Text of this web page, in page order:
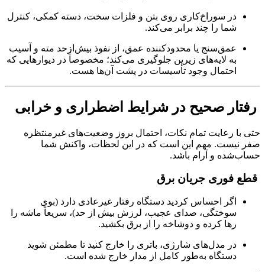
در سوراخ‌کاری روی بتن و فلزات سخت، دسته کمکی، کنترل
شما را چند برابر می‌کند.
عمق‌سنج یا محدودکننده عمق، از نفوذ بیش‌ازحد مته و آسیب
به لایه‌های زیرین جلوگیری می‌کند؛ مخصوصاً در دیوارهایی که
احتمال وجود تأسیسات در پشت آن‌ها هست.
رفتار صحیح در شرایط اضطراری و خرابی
حتی با رعایت تمام نکات، احتمال بروز وضعیت‌های غیرمنتظره
صفر نیست. مهم این است که در این لحظات، واکنش شما
حساب‌شده و آرام باشد.
قطع فوری جریان برق
اگر احساس کردید دستگاه رفتار غیرعادی دارد (بوی
سوختگی، صدای عجیب، لرزش بیش از حد)، سریعاً ماشه را
رها کرده و دوشاخه را از برق بکشید.
در مدل‌های شارژی، باتری را خارج کنید تا مطمئن شوید
دستگاه به‌طور کامل از مدار خارج شده است.